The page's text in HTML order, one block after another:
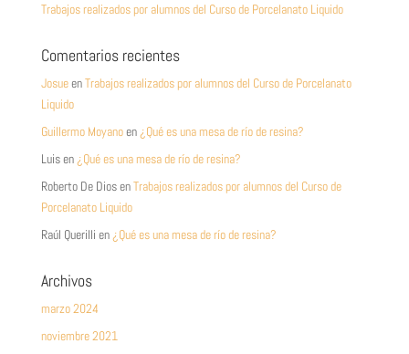
Trabajos realizados por alumnos del Curso de Porcelanato Liquido
Comentarios recientes
JosueenTrabajos realizados por alumnos del Curso de Porcelanato
Liquido
Guillermo Moyanoen ¿Qué es una mesa de río de resina?
Luisen ¿Qué es una mesa de río de resina?
Roberto De DiosenTrabajos realizados por alumnos del Curso de
Porcelanato Liquido
Raúl Querilli en ¿Qué es una mesa de río de resina?
Archivos
marzo 2024
noviembre 2021